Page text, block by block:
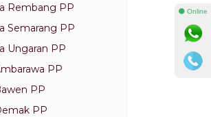
Rembang PP
Semarang PP
Ungaran PP
PP
PP
PP
⚫ Online